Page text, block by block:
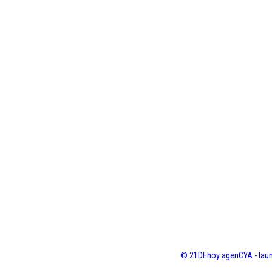
© 21DEhoy agenCYA -